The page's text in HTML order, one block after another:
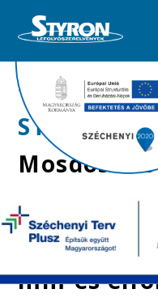
>>Mosdó búra-, és
STY-533-1
mosógép
mm-es